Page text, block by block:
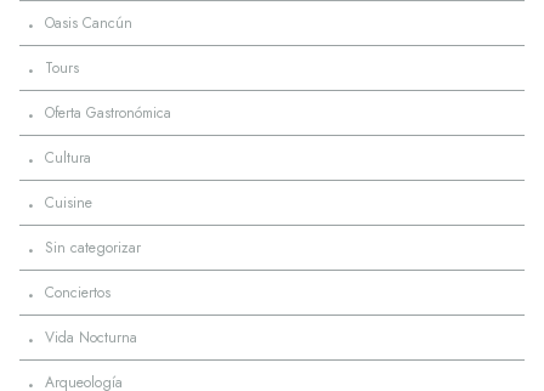
· Oasis Cancún
· Tours
· Oferta Gastronómica
· Cultura
· Cuisine
· Sin categorizar
· Conciertos
· Vida Nocturna
· Arqueología